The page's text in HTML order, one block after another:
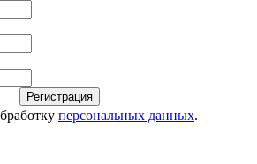
Регистрация
персональных данных.